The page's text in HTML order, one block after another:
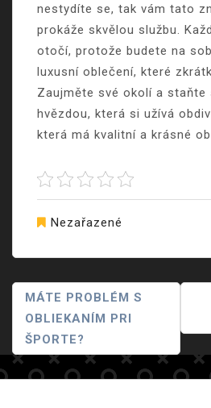
nestydíte se, tak vám tato
prokáže skvělou službu.
otočí, protože budete na
luxusní oblečení, které
Zaujměte své okolí a staňte
hvězdou, která si užívá
která má kvalitní a krásné
Nezařazené
Navigace
Pro
Příspěvek
MÁTE PROBLÉM S
OBLIEKANÍM PRI
ŠPORTE?